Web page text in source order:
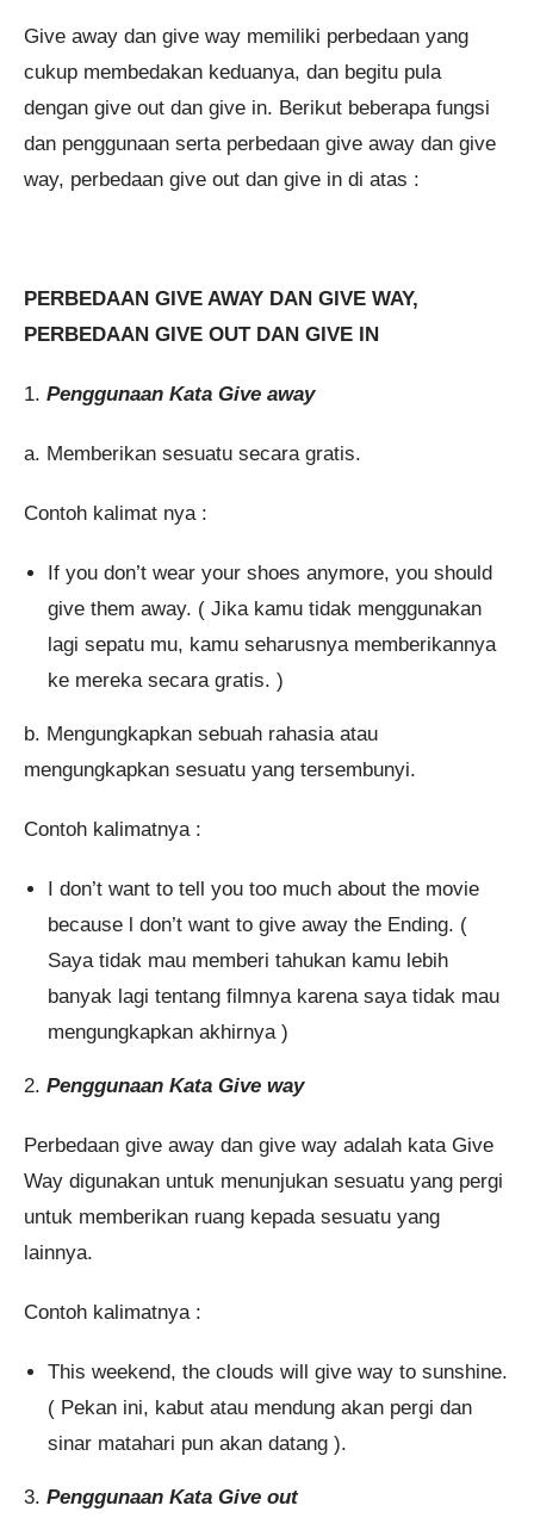
Give away dan give way memiliki perbedaan yang
cukup membedakan keduanya, dan begitu pula
dengan give out dan give in. Berikut beberapa fungsi
dan penggunaan serta perbedaan give away dan give
way, perbedaan give out dan give in di atas :
PERBEDAAN GIVE AWAY DAN GIVE WAY,
PERBEDAAN GIVE OUT DAN GIVE IN
1. Penggunaan Kata Give away
a. Memberikan sesuatu secara gratis.
Contoh kalimat nya :
If you don’t wear your shoes anymore, you should
give them away. ( Jika kamu tidak menggunakan
lagi sepatu mu, kamu seharusnya memberikannya
ke mereka secara gratis. )
b. Mengungkapkan sebuah rahasia atau
mengungkapkan sesuatu yang tersembunyi.
Contoh kalimatnya :
I don’t want to tell you too much about the movie
because l don’t want to give away the Ending. (
Saya tidak mau memberi tahukan kamu lebih
banyak lagi tentang filmnya karena saya tidak mau
mengungkapkan akhirnya )
2. Penggunaan Kata Give way
Perbedaan give away dan give way adalah kata Give
Way digunakan untuk menunjukan sesuatu yang pergi
untuk memberikan ruang kepada sesuatu yang
lainnya.
Contoh kalimatnya :
This weekend, the clouds will give way to sunshine.
( Pekan ini, kabut atau mendung akan pergi dan
sinar matahari pun akan datang ).
3. Penggunaan Kata Give out